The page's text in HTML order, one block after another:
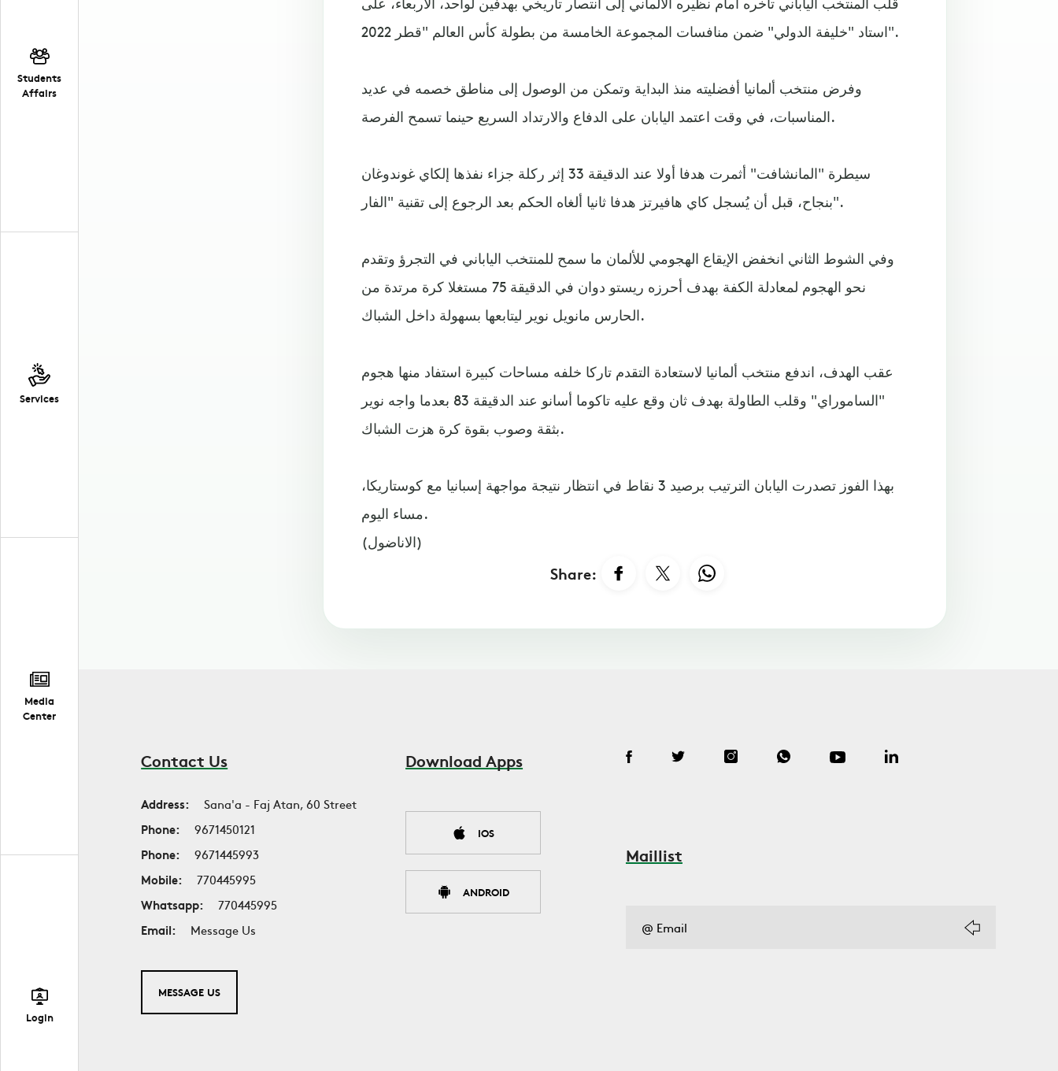
Students
Affairs
Services
Media
Center
Login
استاد "خليفة الدولي" ضمن منافسات المجموعة الخامسة من بطولة كأس العالم "قطر 2022".
وفرض منتخب ألمانيا أفضليته منذ البداية وتمكن من الوصول إلى مناطق خصمه في عديد
المناسبات، في وقت اعتمد اليابان على الدفاع والارتداد السريع حينما تسمح الفرصة.
سيطرة "المانشافت" أثمرت هدفا أولا عند الدقيقة 33 إثر ركلة جزاء نفذها إلكاي غوندوغان
بنجاح، قبل أن يُسجل كاي هافيرتز هدفا ثانيا ألغاه الحكم بعد الرجوع إلى تقنية "الفار".
وفي الشوط الثاني انخفض الإيقاع الهجومي للألمان ما سمح للمنتخب الياباني في التجرؤ وتقدم
نحو الهجوم لمعادلة الكفة بهدف أحرزه ريستو دوان في الدقيقة 75 مستغلا كرة مرتدة من
الحارس مانويل نوير ليتابعها بسهولة داخل الشباك.
عقب الهدف، اندفع منتخب ألمانيا لاستعادة التقدم تاركا خلفه مساحات كبيرة استفاد منها هجوم
"الساموراي" وقلب الطاولة بهدف ثان وقع عليه تاكوما أسانو عند الدقيقة 83 بعدما واجه نوير
بثقة وصوب بقوة كرة هزت الشباك.
بهذا الفوز تصدرت اليابان الترتيب برصيد 3 نقاط في انتظار نتيجة مواجهة إسبانيا مع كوستاريكا،
مساء اليوم. ​​​​​
(الاناضول)
Share:
Contact Us
Address:
Sana'a - Faj Atan, 60 Street
Phone:
9671450121
Phone:
9671445993
Mobile:
770445995
Whatsapp:
770445995
Email:
Message Us
MESSAGE US
Download Apps
IOS
ANDROID
Maillist